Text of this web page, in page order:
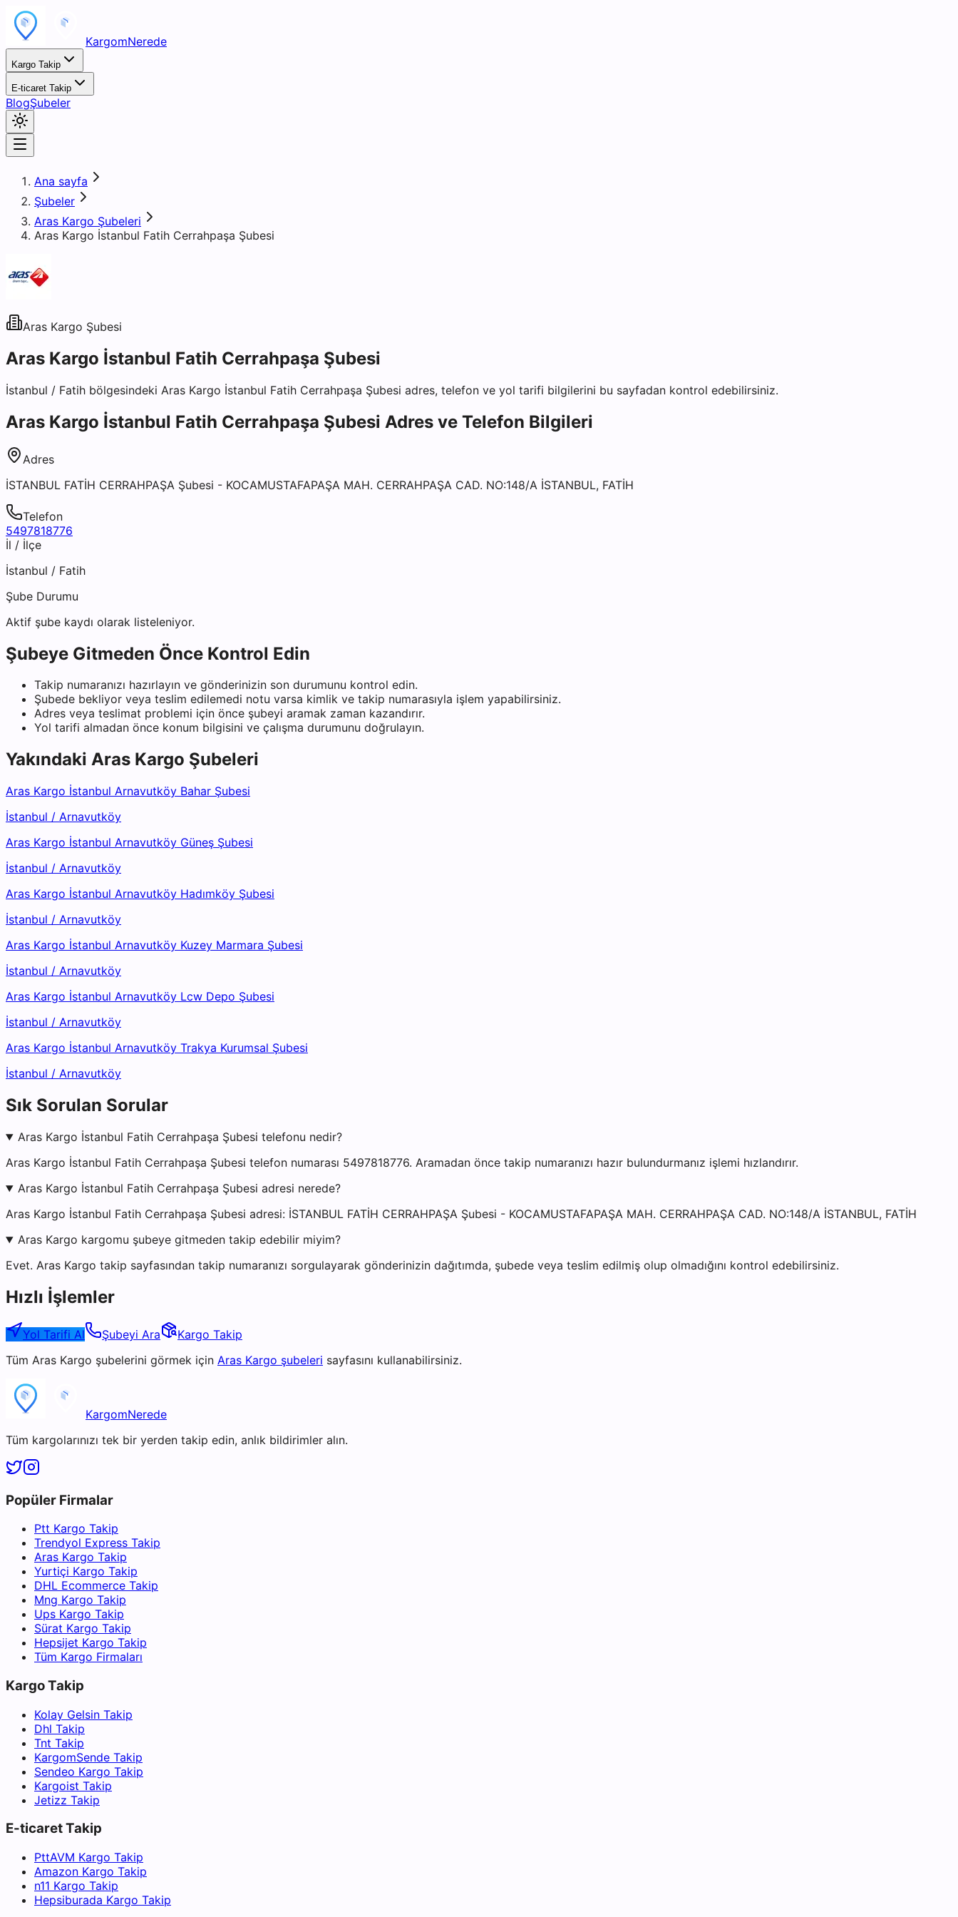
KargomNerede
Kargo Takip
E-ticaret Takip
BlogŞubeler
Ana sayfa
Şubeler
Aras Kargo Şubeleri
Aras Kargo İstanbul Fatih Cerrahpaşa Şubesi
Aras Kargo Şubesi
Aras Kargo İstanbul Fatih Cerrahpaşa Şubesi
İstanbul / Fatih bölgesindeki Aras Kargo İstanbul Fatih Cerrahpaşa Şubesi adres, telefon ve yol tarifi bilgilerini bu sayfadan kontrol edebilirsiniz.
Aras Kargo İstanbul Fatih Cerrahpaşa Şubesi Adres ve Telefon Bilgileri
Adres
İSTANBUL FATİH CERRAHPAŞA Şubesi - KOCAMUSTAFAPAŞA MAH. CERRAHPAŞA CAD. NO:148/A İSTANBUL, FATİH
Telefon
5497818776
İl / İlçe
İstanbul / Fatih
Şube Durumu
Aktif şube kaydı olarak listeleniyor.
Şubeye Gitmeden Önce Kontrol Edin
Takip numaranızı hazırlayın ve gönderinizin son durumunu kontrol edin.
Şubede bekliyor veya teslim edilemedi notu varsa kimlik ve takip numarasıyla işlem yapabilirsiniz.
Adres veya teslimat problemi için önce şubeyi aramak zaman kazandırır.
Yol tarifi almadan önce konum bilgisini ve çalışma durumunu doğrulayın.
Yakındaki Aras Kargo Şubeleri
Aras Kargo İstanbul Arnavutköy Bahar Şubesi
İstanbul / Arnavutköy
Aras Kargo İstanbul Arnavutköy Güneş Şubesi
İstanbul / Arnavutköy
Aras Kargo İstanbul Arnavutköy Hadımköy Şubesi
İstanbul / Arnavutköy
Aras Kargo İstanbul Arnavutköy Kuzey Marmara Şubesi
İstanbul / Arnavutköy
Aras Kargo İstanbul Arnavutköy Lcw Depo Şubesi
İstanbul / Arnavutköy
Aras Kargo İstanbul Arnavutköy Trakya Kurumsal Şubesi
İstanbul / Arnavutköy
Sık Sorulan Sorular
Aras Kargo İstanbul Fatih Cerrahpaşa Şubesi telefonu nedir?
Aras Kargo İstanbul Fatih Cerrahpaşa Şubesi telefon numarası 5497818776. Aramadan önce takip numaranızı hazır bulundurmanız işlemi hızlandırır.
Aras Kargo İstanbul Fatih Cerrahpaşa Şubesi adresi nerede?
Aras Kargo İstanbul Fatih Cerrahpaşa Şubesi adresi: İSTANBUL FATİH CERRAHPAŞA Şubesi - KOCAMUSTAFAPAŞA MAH. CERRAHPAŞA CAD. NO:148/A İSTANBUL, FATİH
Aras Kargo kargomu şubeye gitmeden takip edebilir miyim?
Evet. Aras Kargo takip sayfasından takip numaranızı sorgulayarak gönderinizin dağıtımda, şubede veya teslim edilmiş olup olmadığını kontrol edebilirsiniz.
Hızlı İşlemler
Yol Tarifi Al Şubeyi Ara
Kargo Takip
Tüm Aras Kargo şubelerini görmek için Aras Kargo şubeleri sayfasını kullanabilirsiniz.
KargomNerede
Tüm kargolarınızı tek bir yerden takip edin, anlık bildirimler alın.
Popüler Firmalar
Ptt Kargo Takip
Trendyol Express Takip
Aras Kargo Takip
Yurtiçi Kargo Takip
DHL Ecommerce Takip
Mng Kargo Takip
Ups Kargo Takip
Sürat Kargo Takip
Hepsijet Kargo Takip
Tüm Kargo Firmaları
Kargo Takip
Kolay Gelsin Takip
Dhl Takip
Tnt Takip
KargomSende Takip
Sendeo Kargo Takip
Kargoist Takip
Jetizz Takip
E-ticaret Takip
PttAVM Kargo Takip
Amazon Kargo Takip
n11 Kargo Takip
Hepsiburada Kargo Takip